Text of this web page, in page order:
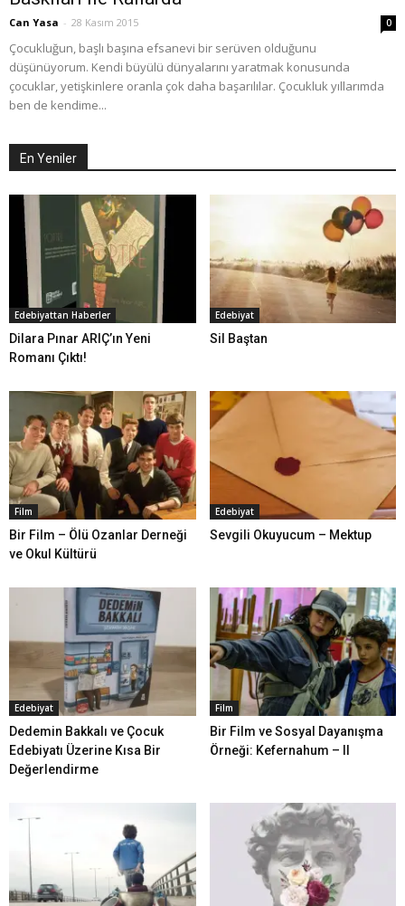
Can Yasa - 28 Kasım 2015 0
Çocukluğun, başlı başına efsanevi bir serüven olduğunu
düşünüyorum. Kendi büyülü dünyalarını yaratmak konusunda
çocuklar, yetişkinlere oranla çok daha başarılılar. Çocukluk yıllarımda
ben de kendime...
En Yeniler
Edebiyattan Haberler
Dilara Pınar ARIÇ’ın Yeni
Romanı Çıktı!
Edebiyat
Sil Baştan
Film
Bir Film – Ölü Ozanlar Derneği
ve Okul Kültürü
Edebiyat
Sevgili Okuyucum – Mektup
Edebiyat
Dedemin Bakkalı ve Çocuk
Edebiyatı Üzerine Kısa Bir
Değerlendirme
Film
Bir Film ve Sosyal Dayanışma
Örneği: Kefernahum – II